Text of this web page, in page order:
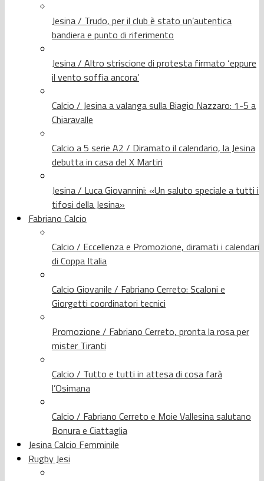
Jesina / Trudo, per il club è stato un’autentica
bandiera e punto di riferimento
Jesina / Altro striscione di protesta firmato ‘eppure
il vento soffia ancora’
Calcio / Jesina a valanga sulla Biagio Nazzaro: 1-5 a
Chiaravalle
Calcio a 5 serie A2 / Diramato il calendario, la Jesina
debutta in casa del X Martiri
Jesina / Luca Giovannini: «Un saluto speciale a tutti i
tifosi della Jesina»
Fabriano Calcio
Calcio / Eccellenza e Promozione, diramati i calendari
di Coppa Italia
Calcio Giovanile / Fabriano Cerreto: Scaloni e
Giorgetti coordinatori tecnici
Promozione / Fabriano Cerreto, pronta la rosa per
mister Tiranti
Calcio / Tutto e tutti in attesa di cosa farà
l’Osimana
Calcio / Fabriano Cerreto e Moie Vallesina salutano
Bonura e Ciattaglia
Jesina Calcio Femminile
Rugby Jesi